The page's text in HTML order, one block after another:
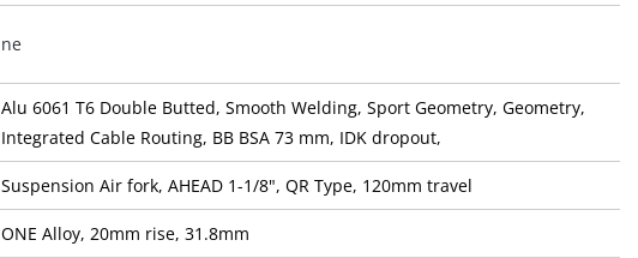
ne
Alu 6061 T6 Double Butted, Smooth Welding, Sport Geometry, Geometry,
Integrated Cable Routing, BB BSA 73 mm, IDK dropout,
Suspension Air fork, AHEAD 1-1/8", QR Type, 120mm travel
ONE Alloy, 20mm rise, 31.8mm